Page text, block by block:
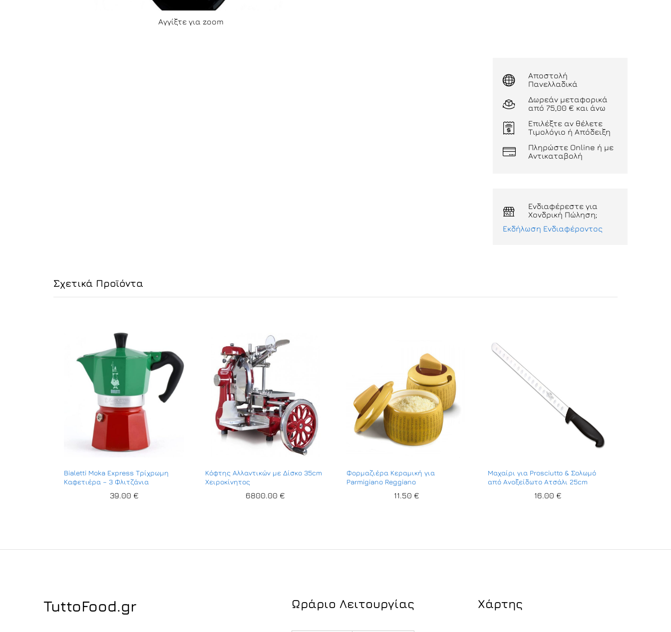
Αγγίξτε για zoom
Αποστολή
Πανελλαδικά
Δωρεάν μεταφορικά
από 75,00 € και άνω
Επιλέξτε αν θέλετε
Τιμολόγιο ή Απόδειξη
Πληρώστε Online ή με
Αντικαταβολή
Ενδιαφέρεστε για
Χονδρική Πώληση;
Εκδήλωση Ενδιαφέροντος
Σχετικά Προϊόντα
Bialetti Moka Express Τρίχρωμη
Καφετιέρα – 3 Φλιτζάνια
39.00 €
Κόφτης Αλλαντικών με Δίσκο 35cm
Χειροκίνητος
6800.00 €
Φορμαζιέρα Κεραμική για
Parmigiano Reggiano
11.50 €
Μαχαίρι για Prosciutto & Σολωμό
από Ανοξείδωτο Ατσάλι 25cm
16.00 €
TuttoFood.gr Ωράριο Λειτουργίας Χάρτης